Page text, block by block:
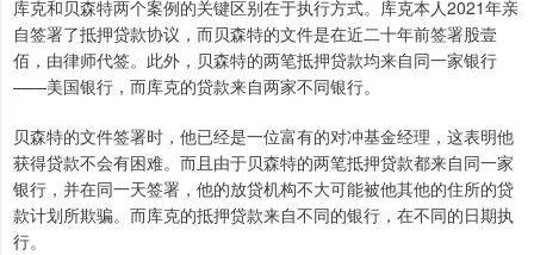
库克和贝森特两个案例的关键区别在于执行方式。库克本人2021年亲
自签署了抵押贷款协议，而贝森特的文件是在近二十年前签署股壹
佰，由律师代签。此外，贝森特的两笔抵押贷款均来自同一家银行
——美国银行，而库克的贷款来自两家不同银行。
贝森特的文件签署时，他已经是一位富有的对冲基金经理，这表明他
获得贷款不会有困难。而且由于贝森特的两笔抵押贷款都来自同一家
银行，并在同一天签署，他的放贷机构不大可能被他其他的住所的贷
款计划所欺骗。而库克的抵押贷款来自不同的银行，在不同的日期执
行。